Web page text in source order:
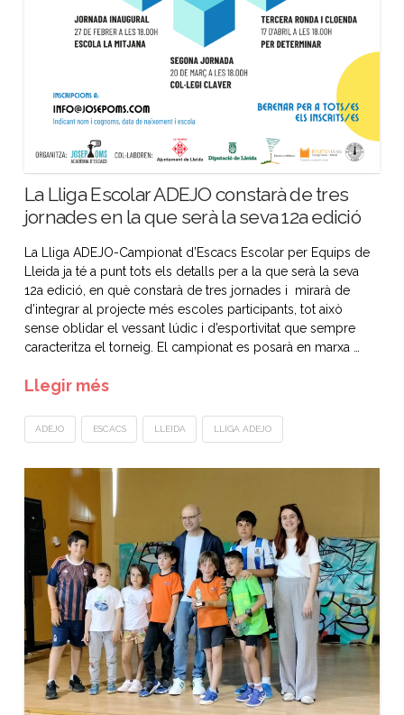
La Lliga Escolar ADEJO constarà de tres
jornades en la que serà la seva 12a edició
La Lliga ADEJO-Campionat d’Escacs Escolar per Equips de
Lleida ja té a punt tots els detalls per a la que serà la seva
12a edició, en què constarà de tres jornades i mirarà de
d’integrar al projecte més escoles participants, tot això
sense oblidar el vessant lúdic i d’esportivitat que sempre
caracteritza el torneig. El campionat es posarà en marxa …
Llegir més
ADEJO ESCACS LLEIDA LLIGA ADEJO